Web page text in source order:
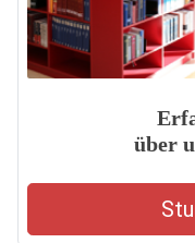
über